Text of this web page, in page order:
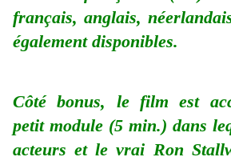
français, anglais,
également disponibles.
Côté bonus, le film est
petit module (5 min.) dans
acteurs et le vrai Ron